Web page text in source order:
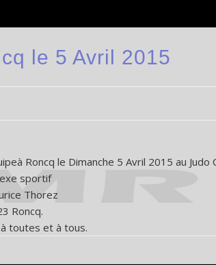
le 5 Avril 2015
Roncq le Dimanche 5 Avril 2015 au Judo
sportif
Thorez
Roncq.
toutes et à tous.